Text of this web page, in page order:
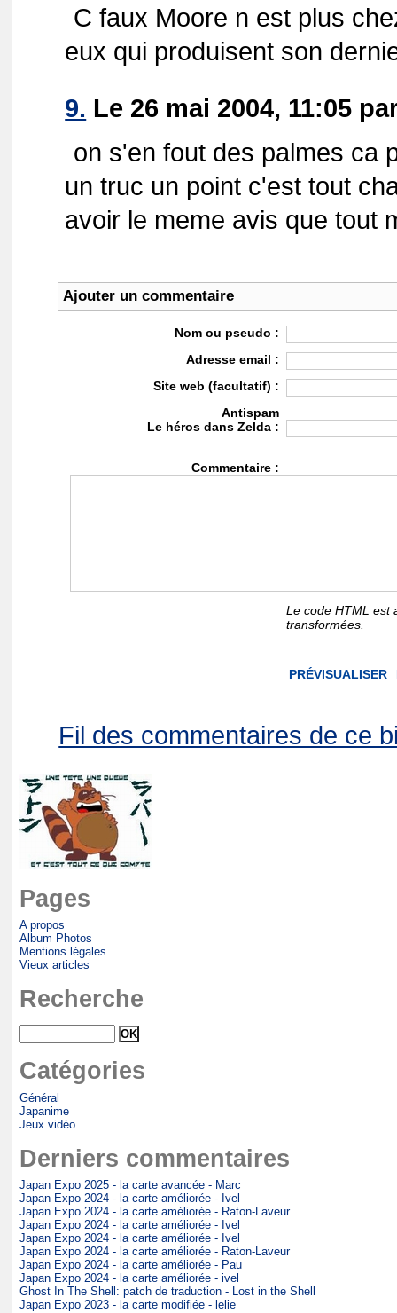
C faux Moore n est plus
eux qui produisent son
9. Le 26 mai 2004, 11:05
on s'en fout des palmes ca
un truc un point c'est tout
avoir le meme avis que tout
Ajouter un commentaire
Nom ou pseudo :
Adresse email :
Site web (facultatif) :
Antispam
Le héros dans Zelda :
Commentaire :
Le code HTML est
transformées.
Fil des commentaires de ce
Pages
A propos
Album Photos
Mentions légales
Vieux articles
Recherche
Catégories
Général
Japanime
Jeux vidéo
Derniers commentaires
Japan Expo 2025 - la carte avancée - Marc
Japan Expo 2024 - la carte améliorée - Ivel
Japan Expo 2024 - la carte améliorée - Raton-Laveur
Japan Expo 2024 - la carte améliorée - Ivel
Japan Expo 2024 - la carte améliorée - Ivel
Japan Expo 2024 - la carte améliorée - Raton-Laveur
Japan Expo 2024 - la carte améliorée - Pau
Japan Expo 2024 - la carte améliorée - ivel
Ghost In The Shell: patch de traduction - Lost in the Shell
Japan Expo 2023 - la carte modifiée - lelie